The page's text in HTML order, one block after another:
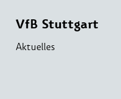
VfB Stuttgart
Aktuelles